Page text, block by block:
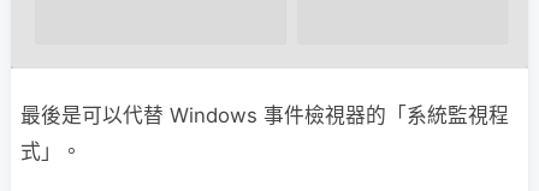
最後是可以代替 Windows 事件檢視器的「系統監視程
式」。